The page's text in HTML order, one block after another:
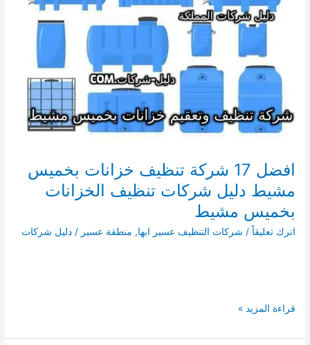
ارخص
شركات
بالبخار
مكانة
افضل 17 شركة تنظيف خزانات بخميس
مشيط دليل شركات تنظيف الخزانات
بخميس مشيط
اترك تعليقاً / شركات التنظيف عسير ابها, منطقة عسير /دليل شركات
افضل
شركة
قراءة المزيد »